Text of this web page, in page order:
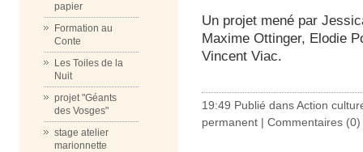
papier
Formation au
Conte
Les Toiles de la
Nuit
projet "Géants
des Vosges"
stage atelier
marionnette
Un projet mené par
Maxime Ottinger, Elodie
Vincent Viac.
19:49 Publié dansAction
permanent | Commentaires (0)